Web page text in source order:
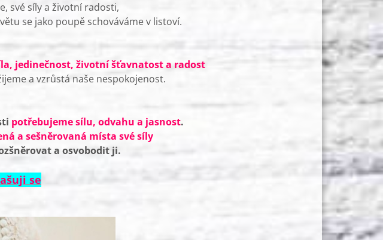
své síly a životní radosti,
se jako poupě schováváme v listoví.
jedinečnost, životní šťavnatost a radost
a vzrůstá naše nespokojenost.
potřebujeme sílu, odvahu a jasnost.
a sešněrovaná místa své síly
a osvobodit ji.
se